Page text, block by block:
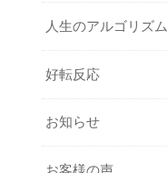
人生のアルゴリズム
好転反応
お知らせ